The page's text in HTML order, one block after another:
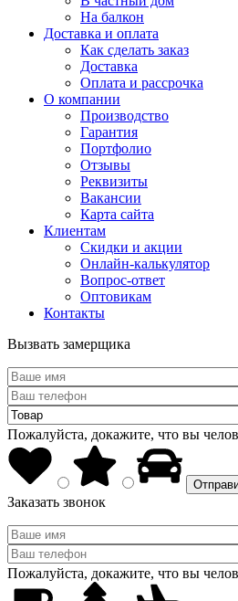
На балкон
Доставка и оплата
Как сделать заказ
Доставка
Оплата и рассрочка
О компании
Производство
Гарантия
Портфолио
Отзывы
Реквизиты
Вакансии
Карта сайта
Клиентам
Скидки и акции
Онлайн-калькулятор
Вопрос-ответ
Оптовикам
Контакты
Вызвать замерщика
Пожалуйста, докажите, что вы
Заказать звонок
Пожалуйста, докажите, что вы